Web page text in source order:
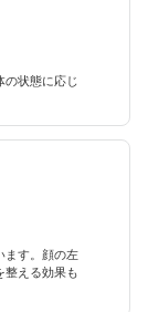
の状態に応じ
ます。顔の左
整える効果も